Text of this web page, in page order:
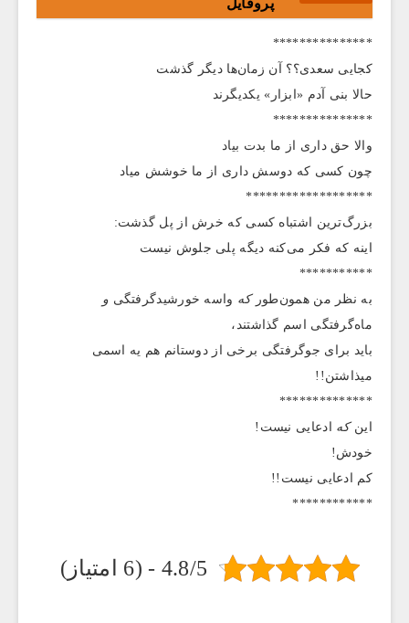
***************
کجایی سعدی؟؟ آن زمان‌ها دیگر گذشت
حالا بنی آدم «ابزار» یکدیگرند
***************
والا ﺣﻖ ﺩﺍﺭی ﺍز ما بدت ﺑﻴﺎﺩ
چون کسی که دوسش داری از ما خوشش میاد
*******************
بزرگ‌ترین اشتباه کسی که خرش از پل گذشت:
اینه که فکر می‌کنه دیگه پلی جلوش نیست
***********
به نظر من همون‌طورکه واسه خورشیدگرفتگی و
ماه‌گرفتگی اسم گذاشتند،
باید برای جوگرفتگی برخی از دوستانم هم یه اسمی
میذاشتن!!
**************
اینکه ادعایی نیست!
خودش!
کم ادعایی نیست!!
************
4.8/5 - (6 امتیاز)